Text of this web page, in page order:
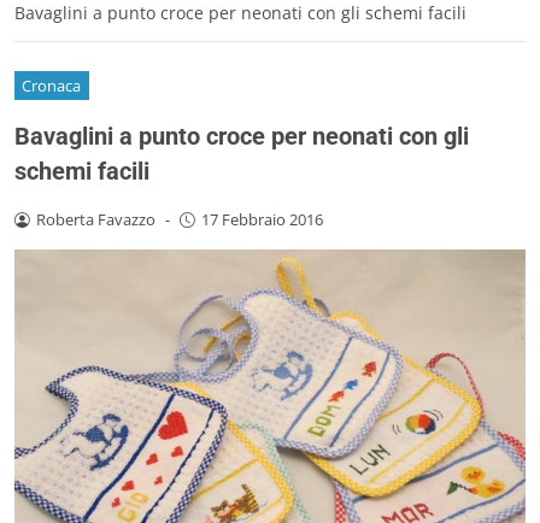
Bavaglini a punto croce per neonati con gli schemi facili
Cronaca
Bavaglini a punto croce per neonati con gli
schemi facili
Roberta Favazzo - 17 Febbraio 2016